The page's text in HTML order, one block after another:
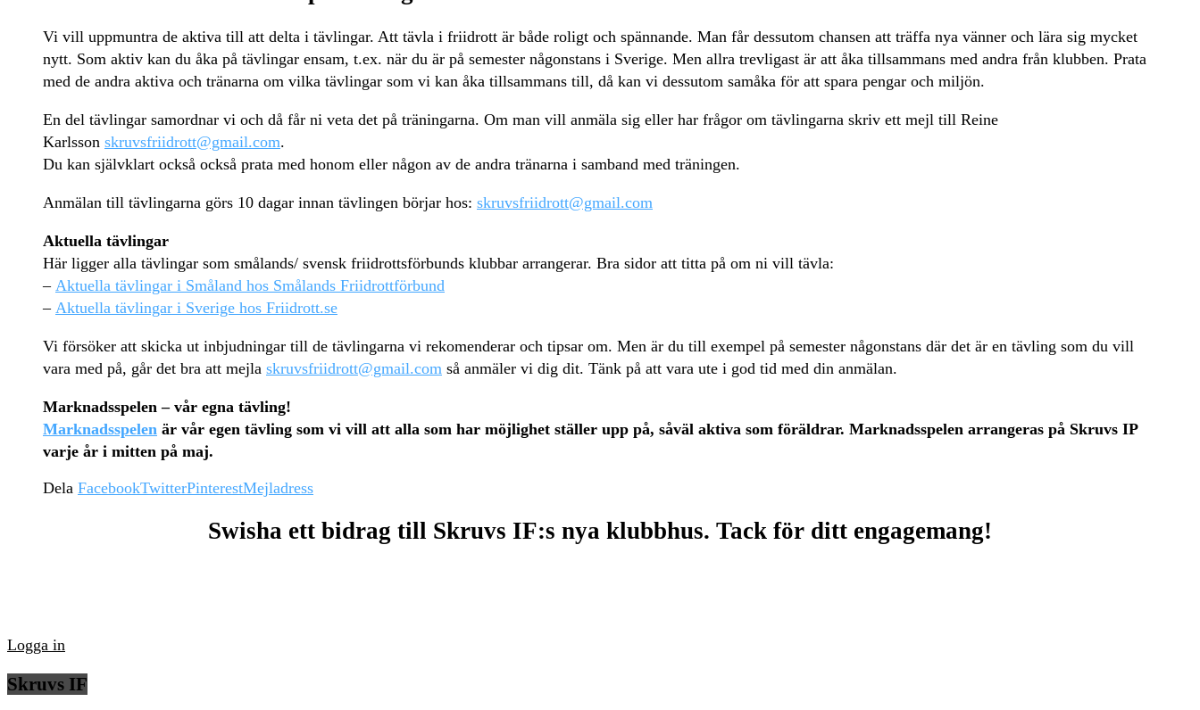
Vi vill uppmuntra de aktiva till att delta i tävlingar. Att tävla i friidrott är både roligt och spännande. Man får dessutom chansen att träffa nya vänner och lära sig mycket
nytt. Som aktiv kan du åka på tävlingar ensam, t.ex. när du är på semester någonstans i Sverige. Men allra trevligast är att åka tillsammans med andra från klubben. Prata
med de andra aktiva och tränarna om vilka tävlingar som vi kan åka tillsammans till, då kan vi dessutom samåka för att spara pengar och miljön.
En del tävlingar samordnar vi och då får ni veta det på träningarna. Om man vill anmäla sig eller har frågor om tävlingarna skriv ett mejl till Reine
Karlsson skruvsfriidrott@gmail.com.
Du kan självklart också också prata med honom eller någon av de andra tränarna i samband med träningen.
Anmälan till tävlingarna görs 10 dagar innan tävlingen börjar hos: skruvsfriidrott@gmail.com
Aktuella tävlingar
Här ligger alla tävlingar som smålands/ svensk friidrottsförbunds klubbar arrangerar. Bra sidor att titta på om ni vill tävla:
– Aktuella tävlingar i Småland hos Smålands Friidrottförbund
– Aktuella tävlingar i Sverige hos Friidrott.se
Vi försöker att skicka ut inbjudningar till de tävlingarna vi rekomenderar och tipsar om. Men är du till exempel på semester någonstans där det är en tävling som du vill
vara med på, går det bra att mejla skruvsfriidrott@gmail.com så anmäler vi dig dit. Tänk på att vara ute i god tid med din anmälan.
Marknadsspelen – vår egna tävling!
Marknadsspelen är vår egen tävling som vi vill att alla som har möjlighet ställer upp på, såväl aktiva som föräldrar. Marknadsspelen arrangeras på Skruvs IP
varje år i mitten på maj.
Dela FacebookTwitterPinterestMejladress
Swisha ett bidrag till Skruvs IF:s nya klubbhus. Tack för ditt engagemang!
Logga in
Skruvs IF